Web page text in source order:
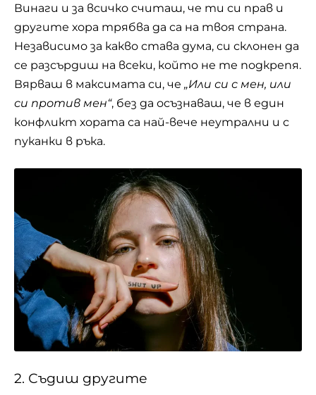
Винаги и за всичко считаш, че ти си прав и
другите хора трябва да са на твоя страна.
Независимо за какво става дума, си склонен да
се разсърдиш на всеки, който не те подкрепя.
Вярваш в максимата си, че „Или си с мен, или
си против мен“, без да осъзнаваш, че в един
конфликт хората са най-вече неутрални и с
пуканки в ръка.
2. Съдиш другите